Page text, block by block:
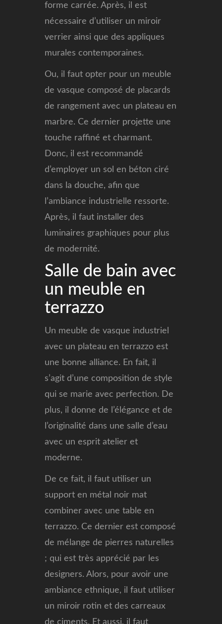
forme carrée. Après, il est
nécessaire d’utiliser un miroir
verrier ainsi que des appliques
murales contemporaines.
Ou, il faut opter pour un meuble
de vasque composé de placards
de rangement avec un plateau en
marbre. Ce dernier projette une
touche raffiné et charmant.
Donc, il est recommandé
d’employer un sol en béton ciré
dans la douche, afin que
l’ambiance industrielle ressorte.
Après, il faut installer des
luminaires graphiques pour plus
de modernité.
Salle de bain avec
un meuble en
terrazzo
Un meuble de vasque industriel
avec un plateau en terrazzo est
une bonne alliance. En fait, il
s’agit d’une composition de style
qui se marie avec perfection. De
plus, il donne de l’élégance et de
l’originalité dans une salle d’eau
avec un esprit atelier et
moderne.
De ce fait, il faut utiliser un
support en métal noir mat
combiner avec une table en
terrazzo. Ce dernier est composé
de mélange de pierres naturelles
; qui est très apprécié par les
designers. Alors, pour avoir une
ambiance ethnique, il faut utiliser
un miroir rotin et des carreaux
de ciments. Et aussi, il faut